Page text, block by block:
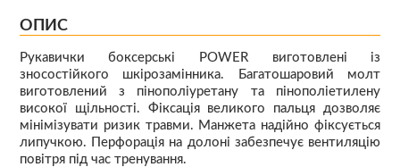
ОПИС
Рукавички боксерські POWER виготовлені із
зносостійкого шкірозамінника. Багатошаровий молт
виготовлений з пінополіуретану та пінополіетилену
високої щільності. Фіксація великого пальця дозволяє
мінімізувати ризик травми. Манжета надійно фіксується
липучкою. Перфорація на долоні забезпечує вентиляцію
повітря під час тренування.